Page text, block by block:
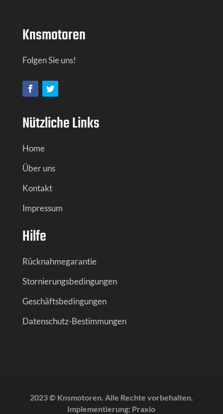
Knsmotoren
Folgen Sie uns!
Nützliche Links
Home
Über uns
Kontakt
Impressum
Hilfe
Rücknahmegarantie
Stornierungsbedingungen
Geschäftsbedingungen
Datenschutz-Bestimmungen
2023 © Knsmotoren. Alle Rechte vorbehalten.
Implementierung: Praxio